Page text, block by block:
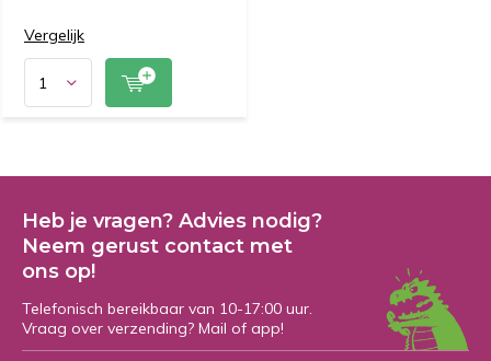
Vergelijk
Heb je vragen? Advies nodig?
Neem gerust contact met
ons op!
Telefonisch bereikbaar van 10-17:00 uur.
Vraag over verzending? Mail of app!